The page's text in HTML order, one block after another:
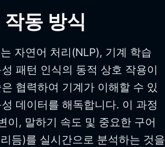
동 방식
자연어 처리(NLP), 기계 학습
패턴 인식의 동적 상호 작용이
협력하여 기계가 이해할 수 있
데이터를 해독합니다. 이 과정
이, 말하기 속도 및 중요한 구어
듬)를 실시간으로 분석하는 것을